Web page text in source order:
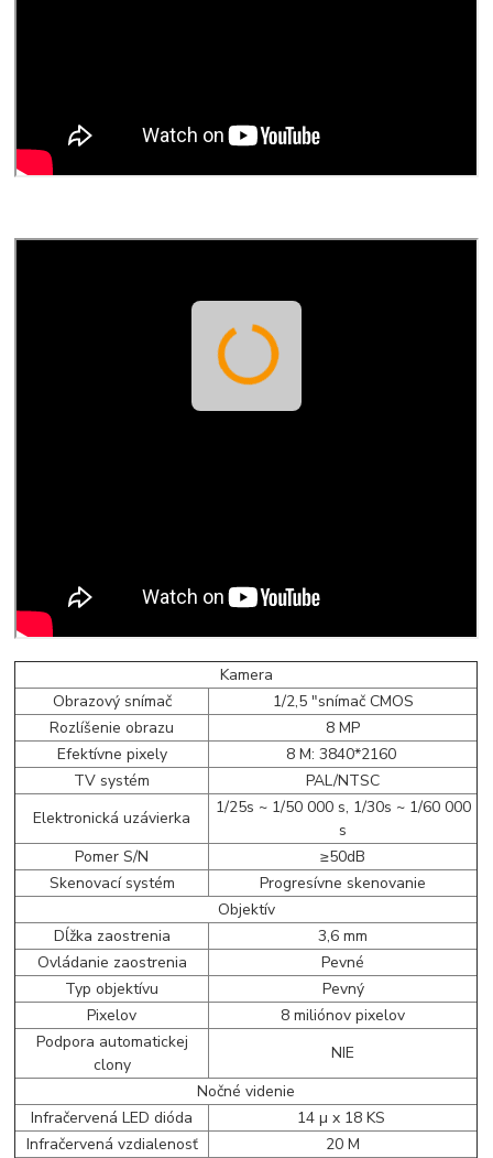
Kamera
Obrazový snímač
1/2,5 "snímač CMOS
Rozlíšenie obrazu
8 MP
Efektívne pixely
8 M: 3840*2160
TV systém
PAL/NTSC
Elektronická uzávierka
1/25s ~ 1/50 000 s, 1/30s ~ 1/60 000
s
Pomer S/N
≥50dB
Skenovací systém
Progresívne skenovanie
Objektív
Dĺžka zaostrenia
3,6 mm
Ovládanie zaostrenia
Pevné
Typ objektívu
Pevný
Pixelov
8 miliónov pixelov
Podpora automatickej
clony
NIE
Nočné videnie
Infračervená LED dióda
14 µ x 18 KS
Infračervená vzdialenosť
20 M